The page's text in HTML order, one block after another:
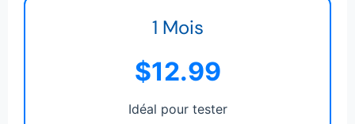
1 Mois
$12.99
Idéal pour tester